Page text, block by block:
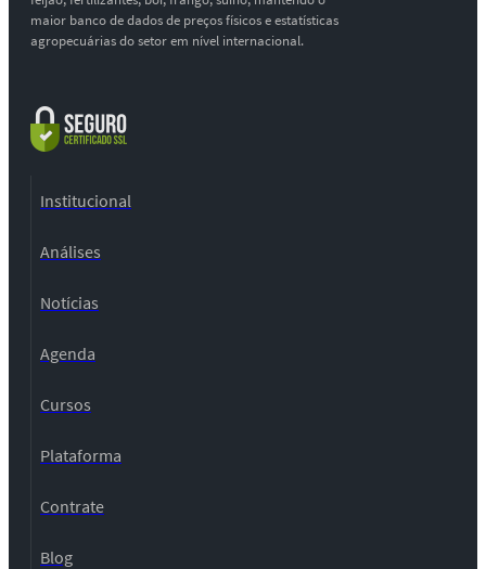
maior banco de dados de preços físicos e estatísticas
agropecuárias do setor em nível internacional.
Institucional
Análises
Notícias
Agenda
Cursos
Plataforma
Contrate
Blog